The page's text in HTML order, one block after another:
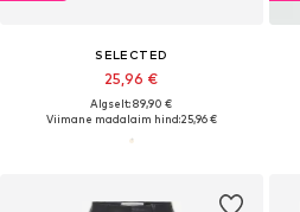
SELECTED
25,96 €
Algselt: 89,90 €
Viimane madalaim hind:25,96 €